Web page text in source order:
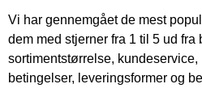
Vi har gennemgået de mest
dem med stjerner fra 1 til 5 ud fra
sortimentstørrelse,
betingelser, leveringsformer og